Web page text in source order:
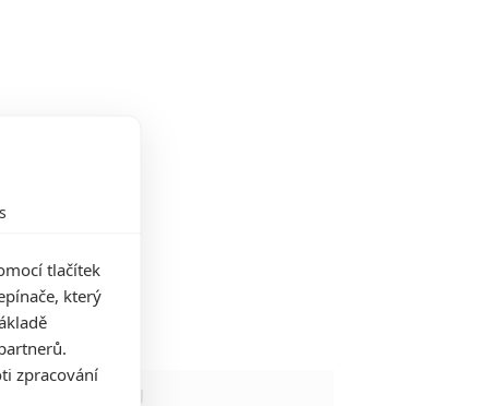
tlačítek
který
zpracování